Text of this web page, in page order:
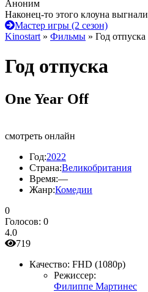
Аноним
Наконец-то этого клоуна выгнали
Мастер игры (2 сезон)
Kinostart » Фильмы » Год отпуска
Год отпуска
One Year Off
смотреть онлайн
Год:2022
Страна:Великобритания
Время:—
Жанр:Комедии
0
Голосов: 0
4.0
719
Качество: FHD (1080p)
Режиссер:
Филиппе Мартинес